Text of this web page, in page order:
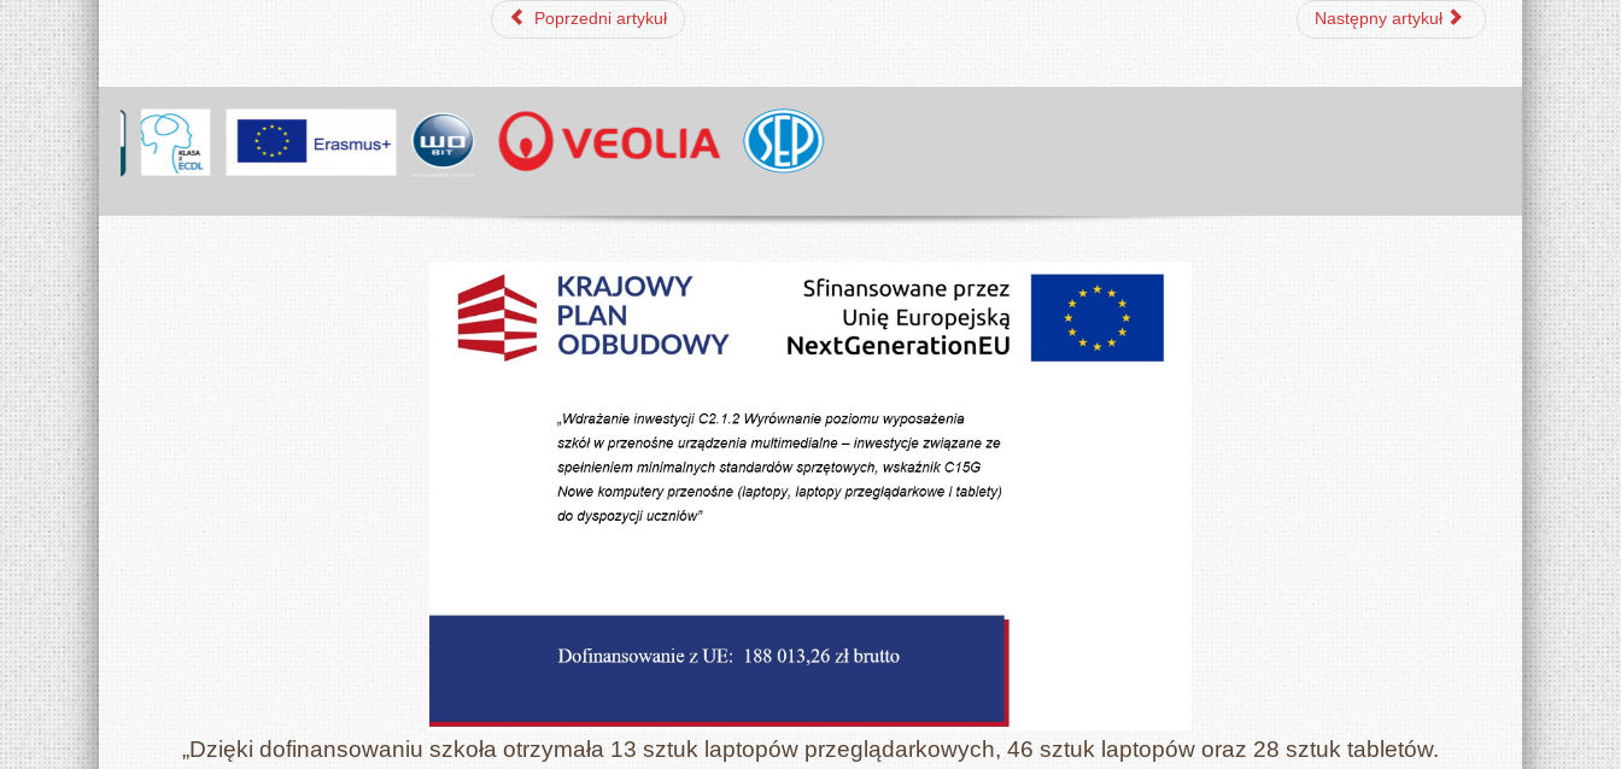
Poprzedni artykuł Następny artykuł
„Dzięki dofinansowaniu szkoła otrzymała 13 sztuk laptopów przeglądarkowych, 46 sztuk laptopów oraz 28 sztuk tabletów.